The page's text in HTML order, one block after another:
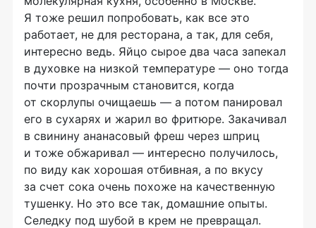
Я тоже решил попробовать, как все это
работает, не для ресторана, а так, для себя,
интересно ведь. Яйцо сырое два часа запекал
в духовке на низкой температуре — оно тогда
почти прозрачным становится, когда
от скорлупы очищаешь — а потом панировал
его в сухарях и жарил во фритюре. Закачивал
в свинину ананасовый фреш через шприц
и тоже обжаривал — интересно получилось,
по виду как хорошая отбивная, а по вкусу
за счет сока очень похоже на качественную
тушенку. Но это все так, домашние опыты.
Селедку под шубой в крем не превращал.